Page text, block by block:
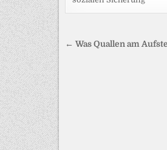
← Was Quallen am